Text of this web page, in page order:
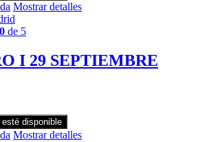
Mostrar detalles
de 5
I 29 SEPTIEMBRE
disponible
Mostrar detalles